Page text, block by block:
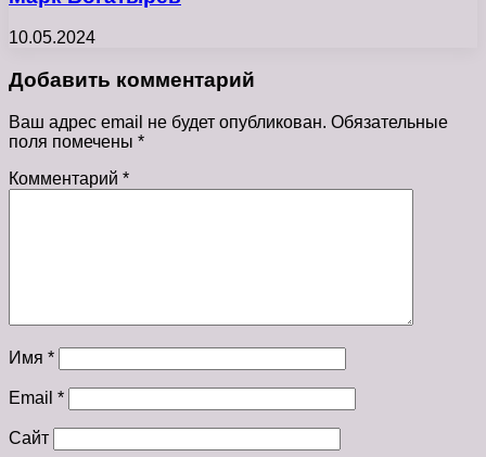
10.05.2024
Добавить комментарий
Ваш адрес email не будет опубликован. Обязательные
поля помечены *
Комментарий *
Имя *
Email *
Сайт